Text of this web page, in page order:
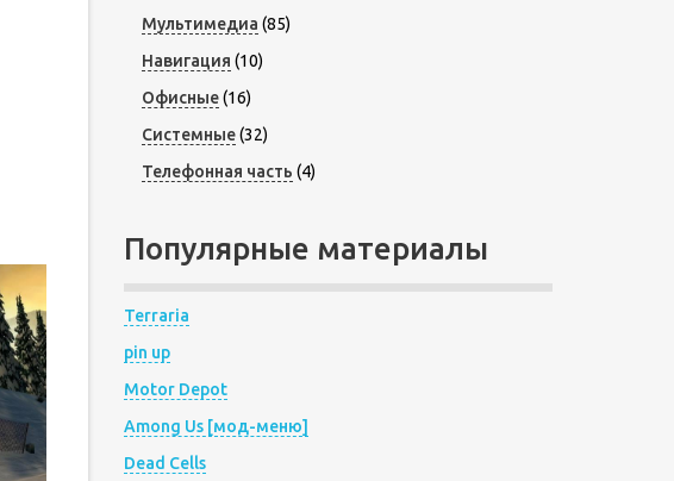
Мультимедиа (85)
Навигация (10)
Офисные(16)
Системные(32)
Телефонная часть (4)
Популярные материалы
Terraria
pin up
Motor Depot
Among Us [мод-меню]
Dead Cells